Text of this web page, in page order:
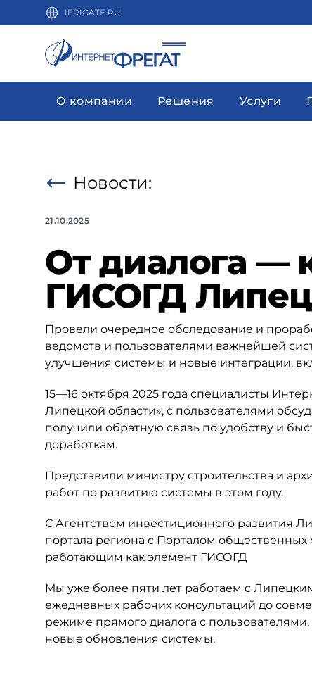
IFRIGATE.RU
О компании Решения Услуги
Новости:
21.10.2025
От диалога —
ГИСОГД
Провели очередное обследование и
ведомств и пользователями важнейшей
улучшения системы и новые интеграции,
️15—16 октября 2025 года специалисты
Липецкой области», с пользователями
получили обратную связь по удобству и
доработкам.
Представили министру строительства и
работ по развитию системы в этом году.
С Агентством инвестиционного развития
портала региона с Порталом общественных
работающим как элемент ГИСОГД️
️Мы уже более пяти лет работаем с
ежедневных рабочих консультаций до
режиме прямого диалога с
новые обновления системы.